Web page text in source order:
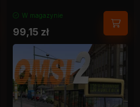
W magazynie
99,15 zł